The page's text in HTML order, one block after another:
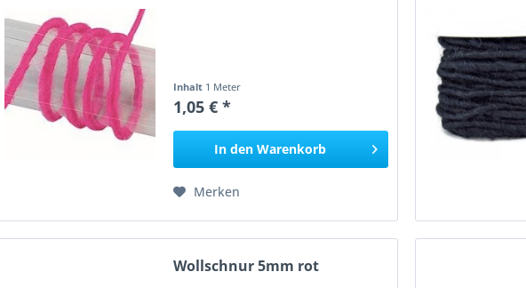
Inhalt 1 Meter
1,05 € *
In den Warenkorb
Merken
Wollschnur 5mm rot